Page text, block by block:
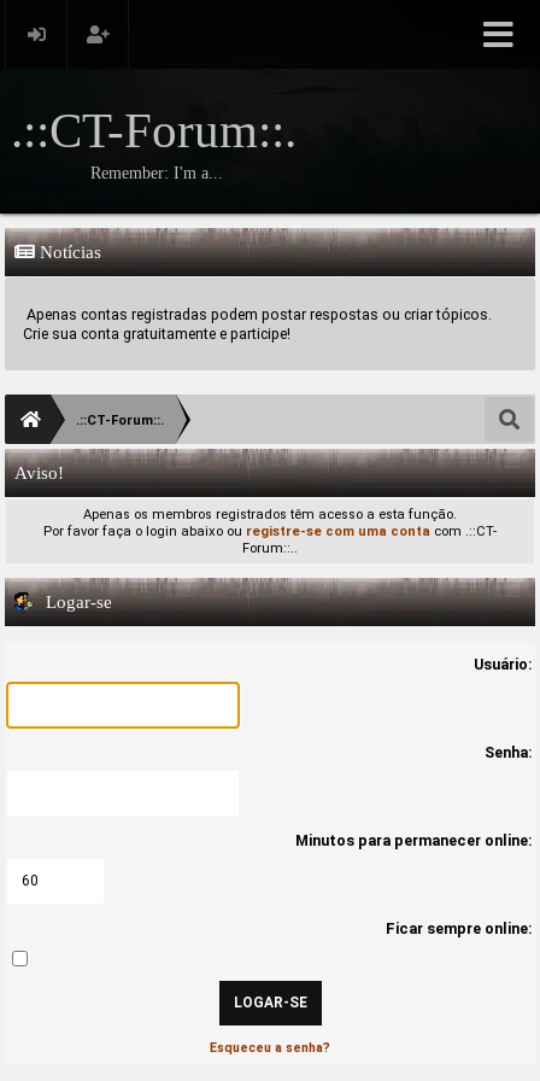
.::CT-Forum::.
Remember: I'm a...
Notícias
Apenas contas registradas podem postar respostas ou criar tópicos.
Crie sua conta gratuitamente e participe!
.::CT-Forum::.
Aviso!
Apenas os membros registrados têm acesso a esta função.
Por favor faça o login abaixo ou registre-se com uma conta com .::CT-
Forum::..
Logar-se
Usuário:
Senha:
Minutos para permanecer online:
Ficar sempre online:
Esqueceu a senha?